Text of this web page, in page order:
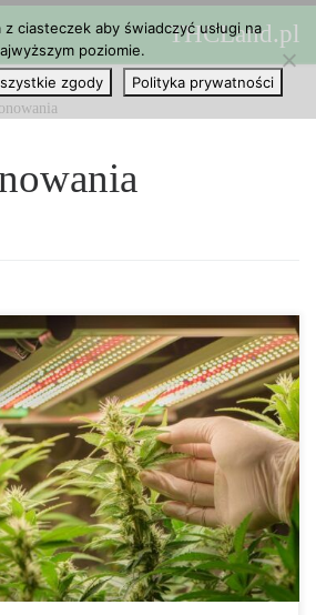
THCLand.pl
rozmnażać wegetatywnie, ponieważ
zielnych wykazuje totipotencję,
się w dowolny typ tkanki. W
odpowiednio przygotowany fragment pędu
korzenie i stać się niezależną rośliną. W
ciasteczek aby świadczyć usługi na
poziomie.
zgody Polityka prywatności